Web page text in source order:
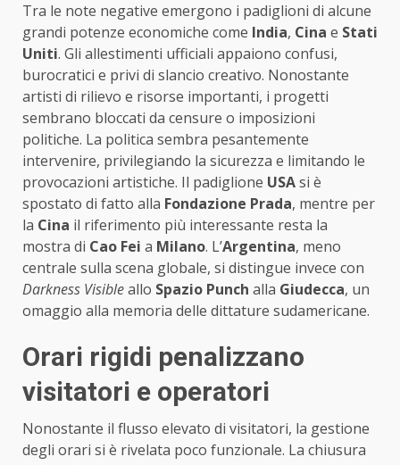
Tra le note negative emergono i padiglioni di alcune
grandi potenze economiche come India, Cina e Stati
Uniti. Gli allestimenti ufficiali appaiono confusi,
burocratici e privi di slancio creativo. Nonostante
artisti di rilievo e risorse importanti, i progetti
sembrano bloccati da censure o imposizioni
politiche. La politica sembra pesantemente
intervenire, privilegiando la sicurezza e limitando le
provocazioni artistiche. Il padiglione USAsi è
spostato di fatto alla Fondazione Prada, mentre per
la Cina il riferimento più interessante resta la
mostra di Cao Fei a Milano. L’Argentina, meno
centrale sulla scena globale, si distingue invece con
Darkness Visibleallo Spazio Punch alla Giudecca, un
omaggio alla memoria delle dittature sudamericane.
Orari rigidi penalizzano
visitatori e operatori
Nonostante il flusso elevato di visitatori, la gestione
degli orari si è rivelata poco funzionale. La chiusura